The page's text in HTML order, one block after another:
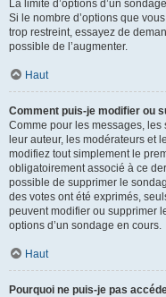
La limite d’options d’un
Si le nombre d’options que
trop restreint, essayez de
possible de l’augmenter.
Haut
Comment puis-je modifier ou
Comme pour les messages,
leur auteur, les modérateurs et
modifiez tout simplement le
obligatoirement associé à ce
possible de supprimer le
des votes ont été exprimés,
peuvent modifier ou supprimer
options d’un sondage en cours.
Haut
Pourquoi ne puis-je pas